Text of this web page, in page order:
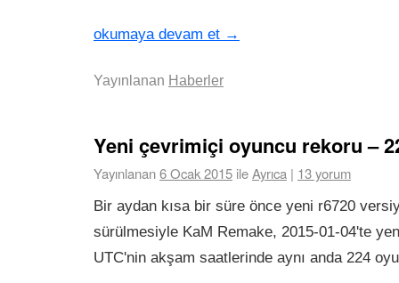
okumaya devam et →
Yayınlanan Haberler
Yeni çevrimiçi oyuncu rekoru –
Yayınlanan6 Ocak 2015 ileAyrıca | 13 yorum
Bir aydan kısa bir süre önce yeni r6720
sürülmesiyle KaM Remake, 2015-01-04'te
UTC'nin akşam saatlerinde aynı anda 224